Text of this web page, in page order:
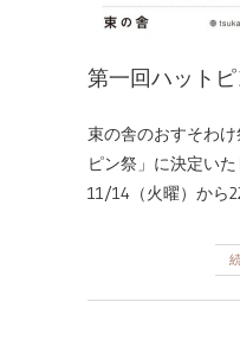
第一回ハット
束の舎のおすそわ
ピン祭」に決定い
11/14（火曜）から